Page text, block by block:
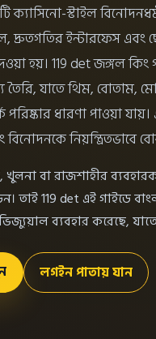
স্টাইল
দ্রুতগতির ইন্টারফেস
হয়। 119 det জঙ্গল কিং
তৈরি, যাতে থিম, বোতাম,
পরিষ্কার ধারণা পাওয়া
বিনোদনকে
খুলনা বা রাজশাহীর
119 det এই গাইডে
ব্যবহার করেছে,
লগইন পাতায় যান